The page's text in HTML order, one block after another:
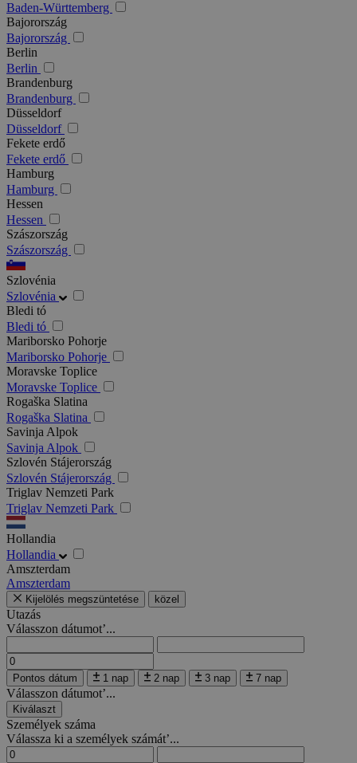
Baden-Württemberg
Bajorország
Bajorország
Berlin
Berlin
Brandenburg
Brandenburg
Düsseldorf
Düsseldorf
Fekete erdő
Fekete erdő
Hamburg
Hamburg
Hessen
Hessen
Szászország
Szászország
Szlovénia
Szlovénia
Bledi tó
Bledi tó
Mariborsko Pohorje
Mariborsko Pohorje
Moravske Toplice
Moravske Toplice
Rogaška Slatina
Rogaška Slatina
Savinja Alpok
Savinja Alpok
Szlovén Stájerország
Szlovén Stájerország
Triglav Nemzeti Park
Triglav Nemzeti Park
Hollandia
Hollandia
Amszterdam
Amszterdam
Kijelölés megszüntetése közel
Utazás
Válasszon dátumot’...
Pontos dátum 1 nap 2 nap 3 nap 7 nap
Válasszon dátumot’...
Kiválaszt
Személyek száma
Válassza ki a személyek számát’...